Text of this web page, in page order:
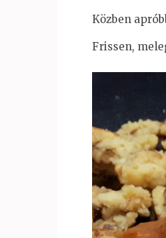
Közben
Frissen,